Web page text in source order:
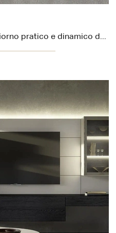
Se vuoi completare un soggiorno pratico e dinamico dalle linee moderne, ecco a te la parete attrezzata Domino Boiserie 05 Sangiacomo.